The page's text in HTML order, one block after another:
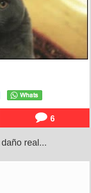
6
real...